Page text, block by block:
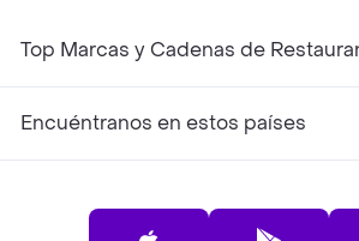
Top Marcas y Cadenas de
Encuéntranos en estos países